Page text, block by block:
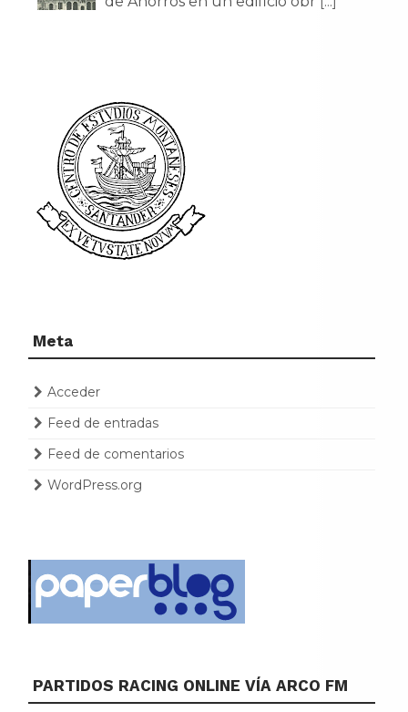
Meta
Acceder
Feed de entradas
Feed de comentarios
WordPress.org
PARTIDOS RACING ONLINE VÍA ARCO FM